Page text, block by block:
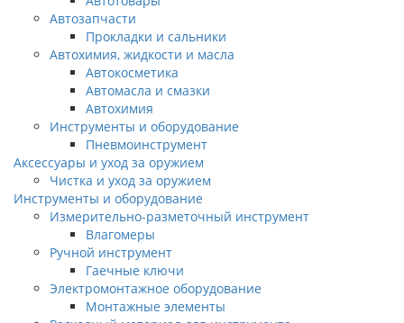
Автозапчасти
Прокладки и сальники
Автохимия, жидкости и масла
Автокосметика
Автомасла и смазки
Автохимия
Инструменты и оборудование
Пневмоинструмент
Аксессуары и уход за оружием
Чистка и уход за оружием
Инструменты и оборудование
Измерительно-разметочный инструмент
Влагомеры
Ручной инструмент
Гаечные ключи
Электромонтажное оборудование
Монтажные элементы